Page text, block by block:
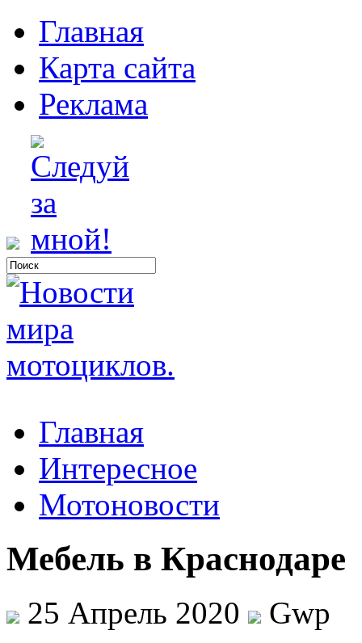
Главная
Карта сайта
Реклама
Главная
Интересное
Мотоновости
Мебель в Краснодаре
25 Апрель 2020
Gwp